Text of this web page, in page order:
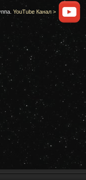
YouTube Канал >